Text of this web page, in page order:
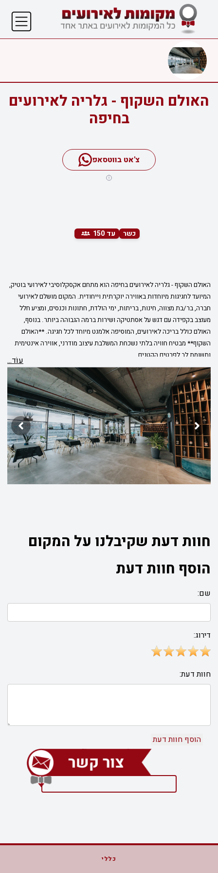
האולם השקוף - גלריה לאירועים
בחיפה
צ'אט בווטסאפ
כשר עד 150
האולם השקוף - גלריה לאירועים בחיפה הוא מתחם אקסקלוסיבי לאירועי בוטיק,
המיועד לחגיגות מיוחדות באווירה יוקרתית וייחודית. המקום מושלם לאירועי
חברה, בר/בת מצווה, חינות, בריתות, ימי הולדת, חתונות וכנסים, ומציע חלל
מעוצב בקפידה עם דגש על אסתטיקה ושירות ברמה הגבוהה ביותר. בנוסף,
האולם כולל בריכה לאירועים, המוסיפה אלמנט מיוחד לכל חגיגה. **האולם
השקוף** מבטיח חוויה בלתי נשכחת המשלבת עיצוב מודרני, אווירה אינטימית
ותשומת לב לפרטים הקטנים.
עוֹד...
חוות דעת שקיבלנו על המקום
הוסף חוות דעת
שם:
דירוג:
חוות דעת:
כללי